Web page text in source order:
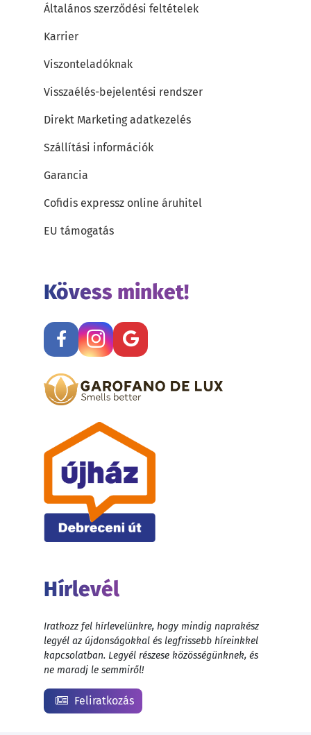
Általános szerződési feltételek
Karrier
Viszonteladóknak
Visszaélés-bejelentési rendszer
Direkt Marketing adatkezelés
Szállítási információk
Garancia
Cofidis expressz online áruhitel
EU támogatás
Kövess minket!
Hírlevél
Iratkozz fel hírlevelünkre, hogy mindig naprakész
legyél az újdonságokkal és legfrissebb híreinkkel
kapcsolatban. Legyél részese közösségünknek, és
ne maradj le semmiről!
Feliratkozás